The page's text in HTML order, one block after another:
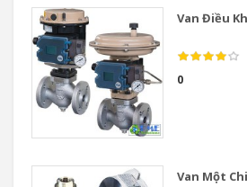
Van Điều
0
Van Một